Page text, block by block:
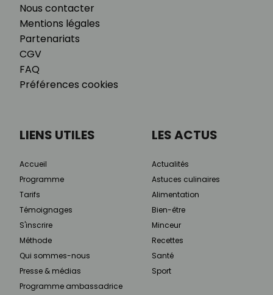
Nous contacter
Mentions légales
Partenariats
CGV
FAQ
Préférences cookies
LIENS UTILES
Accueil
Programme
Tarifs
Témoignages
S'inscrire
Méthode
Qui sommes-nous
Presse & médias
Programme ambassadrice
LES ACTUS
Actualités
Astuces culinaires
Alimentation
Bien-être
Minceur
Recettes
Santé
Sport